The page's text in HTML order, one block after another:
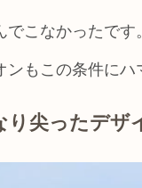
でこなかったです。
ンもこの条件にハ
り尖ったデザ